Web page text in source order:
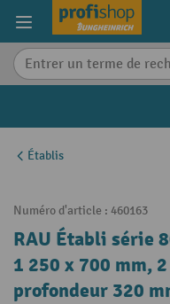
content
Établis
Numéro d'article : 460163
RAU Établi série
1 250 x 700 mm,
profondeur 320